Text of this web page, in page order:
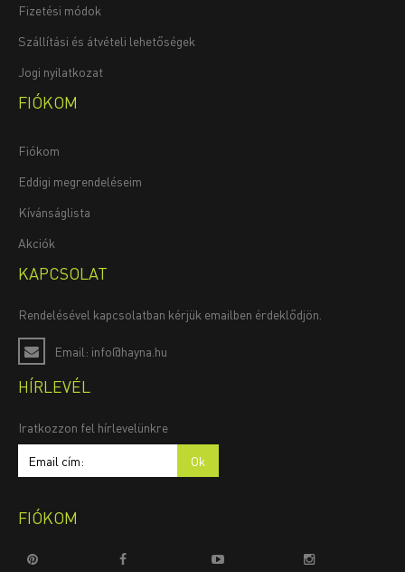
Fizetési módok
Szállítási és átvételi lehetőségek
Jogi nyilatkozat
FIÓKOM
Fiókom
Eddigi megrendeléseim
Kívánságlista
Akciók
KAPCSOLAT
Rendelésével kapcsolatban kérjük emailben érdeklődjön.
Email: info@hayna.hu
HÍRLEVÉL
Iratkozzon fel hírlevelünkre
FIÓKOM